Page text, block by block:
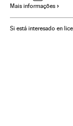
América do Sul
Administração
Mais informações
Si está interesado en